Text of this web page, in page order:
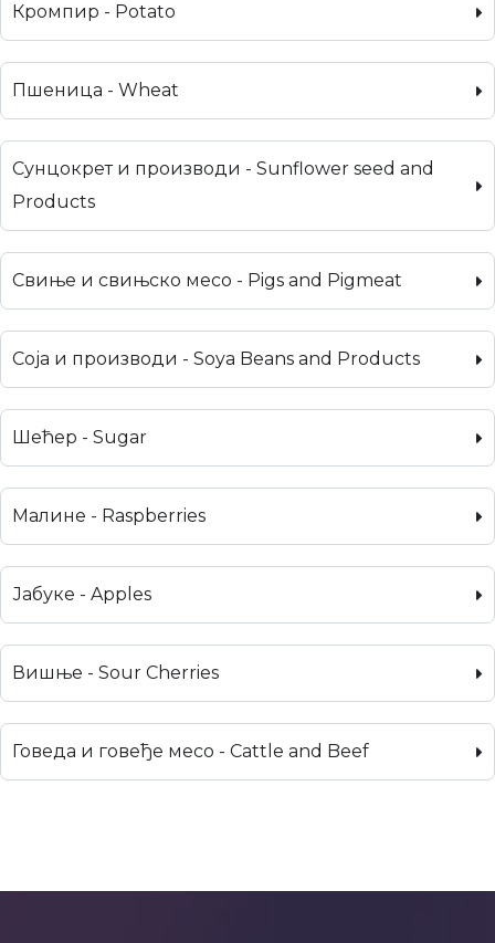
Кромпир - Potato
Пшеница - Wheat
Сунцокрет и производи - Sunflower seed and
Products
Свиње и свињско месо - Pigs and Pigmeat
Соја и производи - Soya Beans and Products
Шећер - Sugar
Малине - Raspberries
Јабуке - Apples
Вишње - Sour Cherries
Говеда и говеђе месо - Cattle and Beef